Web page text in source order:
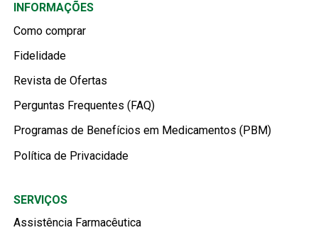
INFORMAÇÕES
Como comprar
Fidelidade
Revista de Ofertas
Perguntas Frequentes (FAQ)
Programas de Benefícios em Medicamentos (PBM)
Política de Privacidade
SERVIÇOS
Assistência Farmacêutica